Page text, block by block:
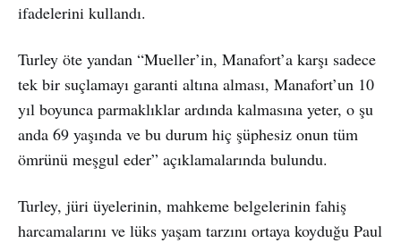
ifadelerini kullandı.
Turley öte yandan “Mueller’in, Manafort’a karşı sadece
tek bir suçlamayı garanti altına alması, Manafort’un 10
yıl boyunca parmaklıklar ardında kalmasına yeter, o şu
anda 69 yaşında ve bu durum hiç şüphesiz onun tüm
ömrünü meşgul eder” açıklamalarında bulundu.
Turley, jüri üyelerinin, mahkeme belgelerinin fahiş
harcamalarını ve lüks yaşam tarzını ortaya koyduğu Paul